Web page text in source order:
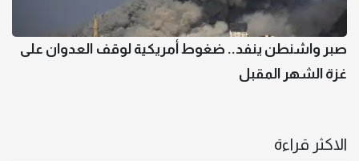
صبر واشنطن ينفد.. ضغوط أمريكية لوقف العدوان على
غزة الشهر المقبل
الاكثر قراءة